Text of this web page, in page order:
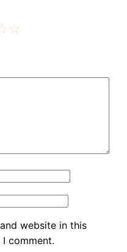
website in this
comment.